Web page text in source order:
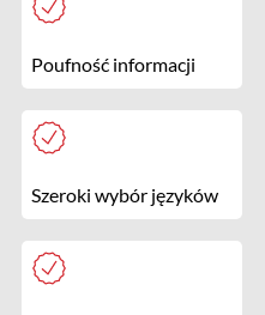
Poufność informacji
Szeroki wybór języków